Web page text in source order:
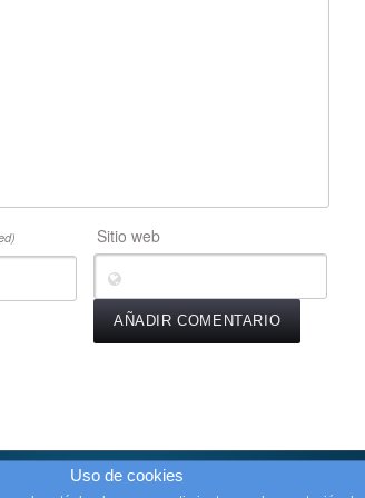
Sitio web
Uso de cookies